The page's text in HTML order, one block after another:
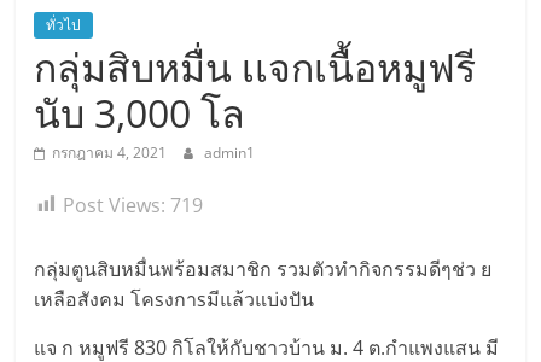
ทั่วไป
กลุ่มสิบหมื่น เเจกเนื้อหมูฟรี
นับ 3,000 โล
กรกฎาคม 4, 2021 admin1
Post Views: 719
กลุ่มตูนสิบหมื่นพร้อมสมาชิก รวมตัวทำกิจกรรมดีๆช่ว ย
เหลือสังคม โคsงกาsมีแล้วแบ่งปัน
แจ ก หมูฟรี 830 กิโลให้กับชาวบ้าน ม. 4 ต.กำแพงแสน มี